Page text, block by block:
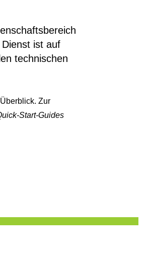
ist auf
technischen
Zur
Start-Guides